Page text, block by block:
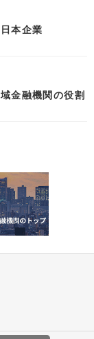
本企業
金融機関の役割